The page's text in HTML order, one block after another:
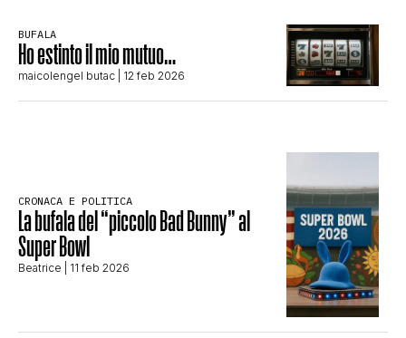
SCIENZA E TECNOLOGIA
STORIA E CITAZIONI
INTRATTENIMENTO
BUFALA
Ho estinto il mio mutuo…
maicolengel butac | 12 feb 2026
CRONACA E POLITICA
La bufala del “piccolo Bad Bunny” al
Super Bowl
Beatrice | 11 feb 2026